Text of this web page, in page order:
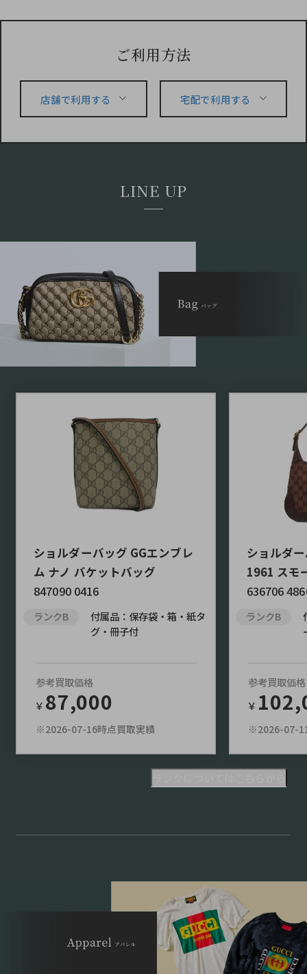
ご利用方法
店舗で利用する 宅配で利用する
LINE UP
ショルダーバッグ GGエンブレ
ム ナノ バケットバッグ
847090 0416
ランクB
付属品：保存袋・箱・紙タ
グ・冊子付
参考買取価格
￥ 87,000
※2026-07-16時点買取実績
ショルダ
1961 スモ
636706
ランクB
参考買取価格
￥
※2026-07-